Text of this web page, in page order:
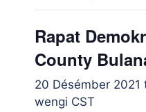
Rapat
County
20 Désémber 2021
wengi CST